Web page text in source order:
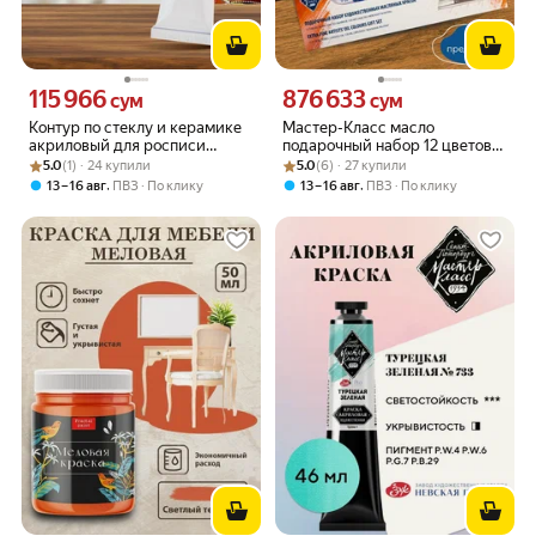
Контур по стеклу и керамике
акриловый для росписи
Decola бронза 18 мл
Цена 115966 сум вместо
115 966сум
Рейтинг товара: 5.0 из 5
Оценок: (1) · 24 купили
5.0(1) · 24 купили
13 – 16 авг, ПВЗ По клику
Мастер-Класс масло
подарочный набор 12 цветов
тубы 18 мл
Цена 876633 сум вместо
876 633сум
Рейтинг товара: 5.0 из 5
Оценок: (6) · 27 купили
5.0(6) · 27 купили
13 – 16 авг, ПВЗ По клику